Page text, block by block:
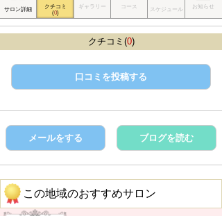
サロン詳細
クチコミ
(0)
ギャラリー コース スケジュール お知らせ
クチコミ(0)
口コミを投稿する
メールをする ブログを読む
この地域のおすすめサロン